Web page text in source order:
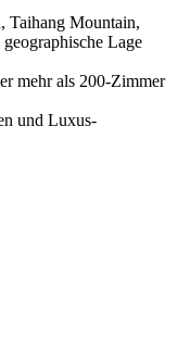
Taihang Mountain,
Lage
mehr als 200-Zimmer
und Luxus-